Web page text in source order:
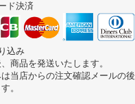
ド決済
込み
商品を発送いたします。
当店からの注文確認メールの後
。